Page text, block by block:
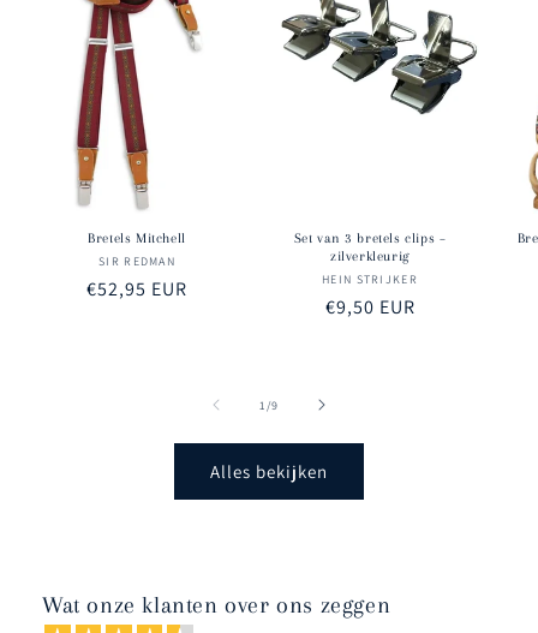
Bretels Mitchell
Verkoper:
SIR REDMAN
Normale
€52,95 EUR
Set van 3 bretels clips –
zilverkleurig
Verkoper:
HEIN STRIJKER
Normale
€9,50 EUR
1 /van
9
Alles bekijken
Wat onze klanten over ons zeggen